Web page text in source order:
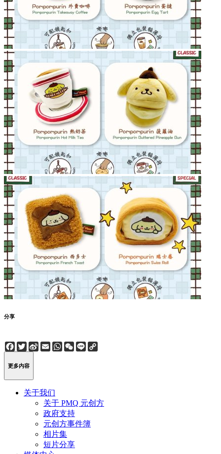
分享
Facebook
Twitter
Sina
Weibo
EmailWhatsApp
WeChat
Line
更多内容
关于我们
关于 PMQ 元创方
政府支持
元创方事件簿
相片集
短片分享